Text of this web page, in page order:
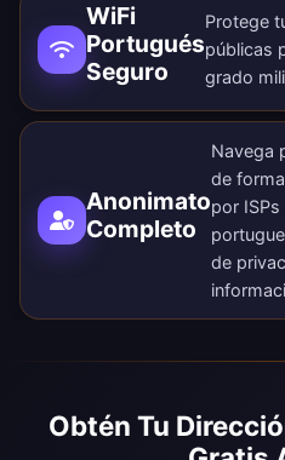
WiFi
Portugués
Seguro
Protege
públicas
grado
Anonimato
Completo
Navega
de
por
de
Obtén Tu